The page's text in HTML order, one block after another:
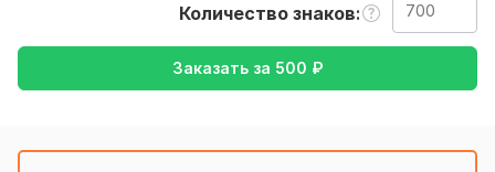
Товары и услуги
с Английского на Русский
Объем услуги в кворке: 700 знаков
Количество знаков
Заказать за 500 ₽